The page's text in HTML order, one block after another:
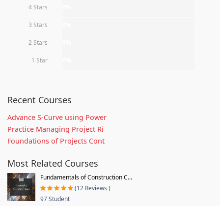
4 Stars
3 Stars
2 Stars
1 Star
Recent Courses
Advance S-Curve using Power
Practice Managing Project Ri
Foundations of Projects Cont
Most Related Courses
Fundamentals of Construction C...
(12 Reviews )
97 Student